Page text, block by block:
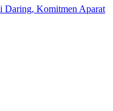
Daring, Komitmen Aparat